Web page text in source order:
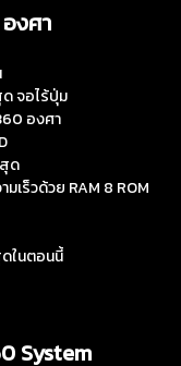
งศา
จอไร้ปุ่ม
องศา
ด
ร็วด้วย RAM 8 ROM
ในตอนนี้
System